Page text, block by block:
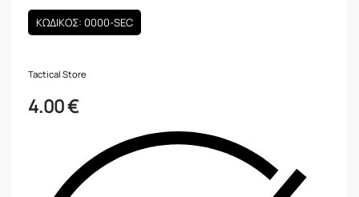
ΚΩΔΙΚΟΣ: 0000-SEC
Tactical Store
4.00€